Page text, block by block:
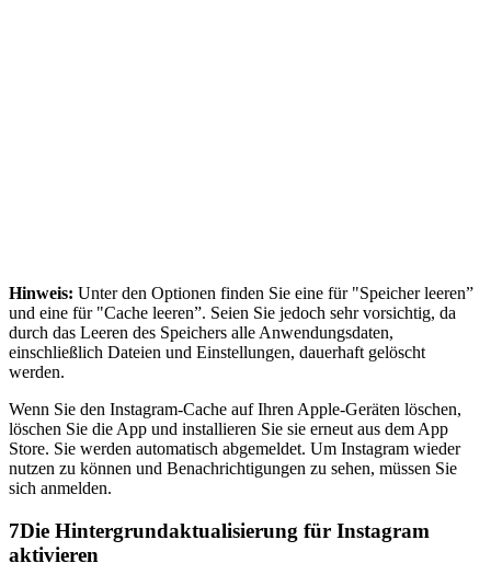
Hinweis: Unter den Optionen finden Sie eine für "Speicher leeren”
und eine für "Cache leeren”. Seien Sie jedoch sehr vorsichtig, da
durch das Leeren des Speichers alle Anwendungsdaten,
einschließlich Dateien und Einstellungen, dauerhaft gelöscht
werden.
Wenn Sie den Instagram-Cache auf Ihren Apple-Geräten löschen,
löschen Sie die App und installieren Sie sie erneut aus dem App
Store. Sie werden automatisch abgemeldet. Um Instagram wieder
nutzen zu können und Benachrichtigungen zu sehen, müssen Sie
sich anmelden.
7Die Hintergrundaktualisierung für Instagram
aktivieren